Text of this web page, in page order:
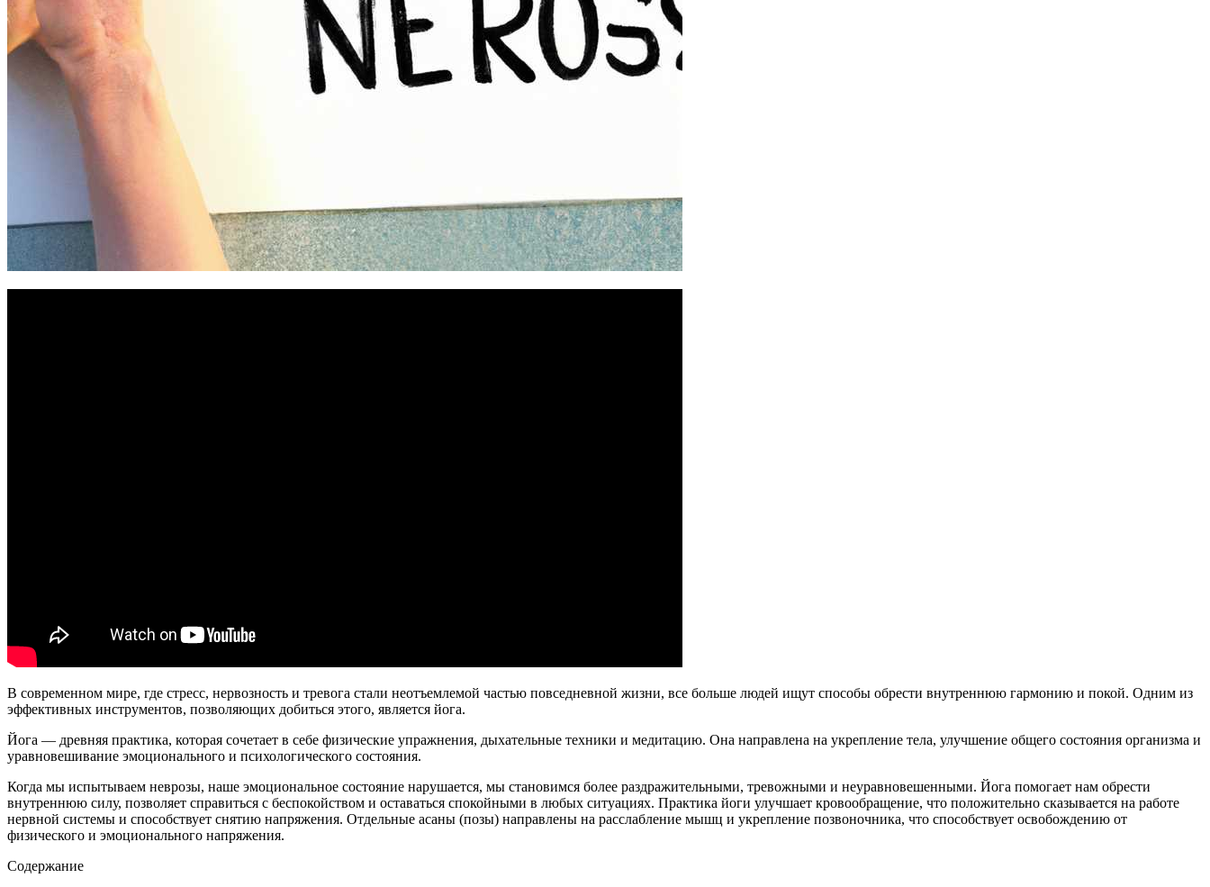
В современном мире, где стресс, нервозность и тревога стали неотъемлемой частью повседневной жизни, все больше людей ищут способы обрести внутреннюю гармонию и покой. Одним из
эффективных инструментов, позволяющих добиться этого, является йога.
Йога — древняя практика, которая сочетает в себе физические упражнения, дыхательные техники и медитацию. Она направлена на укрепление тела, улучшение общего состояния организма и
уравновешивание эмоционального и психологического состояния.
Когда мы испытываем неврозы, наше эмоциональное состояние нарушается, мы становимся более раздражительными, тревожными и неуравновешенными. Йога помогает нам обрести
внутреннюю силу, позволяет справиться с беспокойством и оставаться спокойными в любых ситуациях. Практика йоги улучшает кровообращение, что положительно сказывается на работе
нервной системы и способствует снятию напряжения. Отдельные асаны (позы) направлены на расслабление мышц и укрепление позвоночника, что способствует освобождению от
физического и эмоционального напряжения.
Содержание